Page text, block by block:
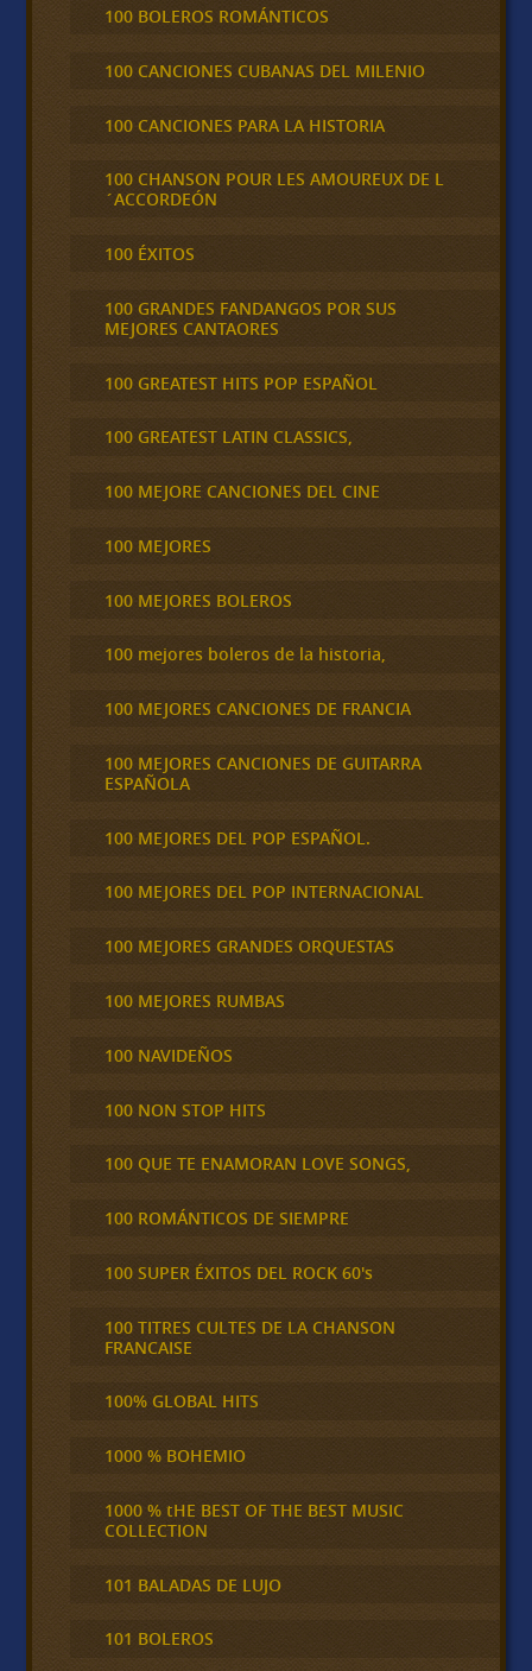
100 BOLEROS ROMÁNTICOS
100 CANCIONES CUBANAS DEL MILENIO
100 CANCIONES PARA LA HISTORIA
100 CHANSON POUR LES AMOUREUX DE L
´ACCORDEÓN
100 ÉXITOS
100 GRANDES FANDANGOS POR SUS
MEJORES CANTAORES
100 GREATEST HITS POP ESPAÑOL
100 GREATEST LATIN CLASSICS,
100 MEJORE CANCIONES DEL CINE
100 MEJORES
100 MEJORES BOLEROS
100 mejores boleros de la historia,
100 MEJORES CANCIONES DE FRANCIA
100 MEJORES CANCIONES DE GUITARRA
ESPAÑOLA
100 MEJORES DEL POP ESPAÑOL.
100 MEJORES DEL POP INTERNACIONAL
100 MEJORES GRANDES ORQUESTAS
100 MEJORES RUMBAS
100 NAVIDEÑOS
100 NON STOP HITS
100 QUE TE ENAMORAN LOVE SONGS,
100 ROMÁNTICOS DE SIEMPRE
100 SUPER ÉXITOS DEL ROCK 60's
100 TITRES CULTES DE LA CHANSON
FRANCAISE
100% GLOBAL HITS
1000 % BOHEMIO
1000 % tHE BEST OF THE BEST MUSIC
COLLECTION
101 BALADAS DE LUJO
101 BOLEROS